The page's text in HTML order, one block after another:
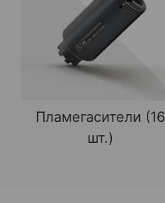
Пламегасители (16
шт.)